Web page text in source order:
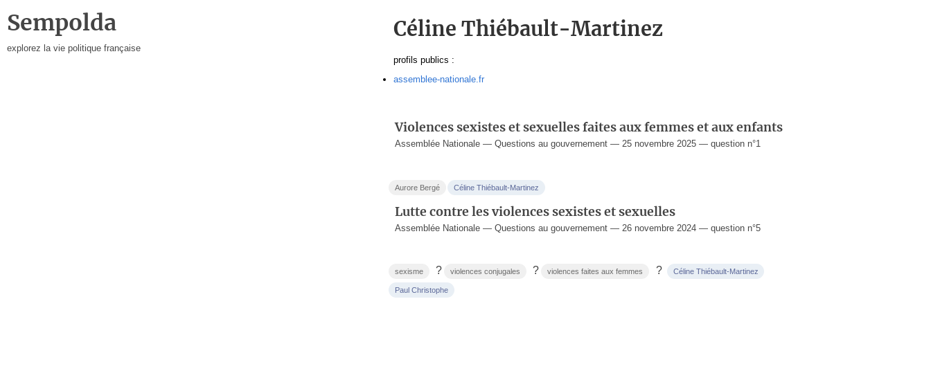
Sempolda
explorez la vie politique française
Céline Thiébault-Martinez
profils publics :
assemblee-nationale.fr
Violences sexistes et sexuelles faites aux femmes et aux enfants
Assemblée Nationale — Questions au gouvernement — 25 novembre 2025 — question n°1
Aurore Bergé Céline Thiébault-Martinez
Lutte contre les violences sexistes et sexuelles
Assemblée Nationale — Questions au gouvernement — 26 novembre 2024 — question n°5
sexisme ? violences conjugales ? violences faites aux femmes ? Céline Thiébault-Martinez
Paul Christophe